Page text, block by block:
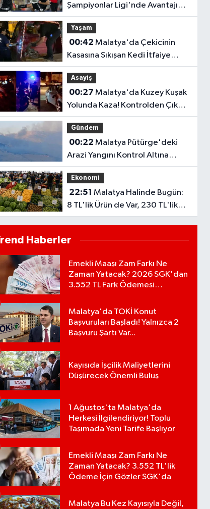
Şampiyonlar Ligi'nde Avantajı
Kaptı! Sturm Graz'ı 2-0 Mağlup
Etti
Yaşam
00:42
Kasasına Sıkışan Kedi İtfaiye
Ekiplerince Kurtarıldı
Asayiş
00:27
Yolunda Kaza! Kontrolden Çıkan
Otomobil Refüje Çarptı
Gündem
00:22
Arazi Yangını Kontrol Altına
Alındı!
Ekonomi
22:51
8 TL'lik Ürün de Var, 230 TL'lik
Ürün de...
Haberler
Emekli Maaşı Zam Farkı Ne
Zaman Yatacak? 2026 SGK'dan
3.552 TL Fark Ödemesi
Malatya'da TOKİ Konut
Başvuruları Başladı! Yalnızca 2
Başvuru Şartı Var...
Kayısıda İşçilik Maliyetlerini
Düşürecek Önemli Buluş
1 Ağustos'ta Malatya'da
Herkesi İlgilendiriyor! Toplu
Taşımada Yeni Tarife Başlıyor
Emekli Maaşı Zam Farkı Ne
Zaman Yatacak? 3.552 TL'lik
Ödeme İçin Gözler SGK'da
Malatya Bu Kez Kayısıyla Değil,